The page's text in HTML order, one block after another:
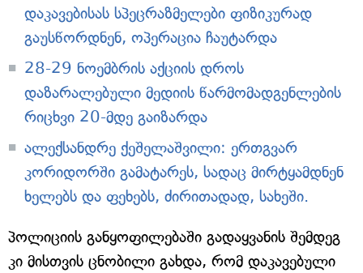
დაკავებისას სპეცრაზმელები ფიზიკურად
გაუსწორდნენ, ოპერაცია ჩაუტარდა
28-29 ნოემბრის აქციის დროს
დაზარალებული მედიის წარმომადგენლების
რიცხვი 20-მდე გაიზარდა
ალექსანდრე ქეშელაშვილი: ერთგვარ
კორიდორში გამატარეს, სადაც მირტყამდნენ
ხელებს და ფეხებს, ძირითადად, სახეში.
პოლიციის განყოფილებაში გადაყვანის შემდეგ
კი მისთვის ცნობილი გახდა, რომ დაკავებული